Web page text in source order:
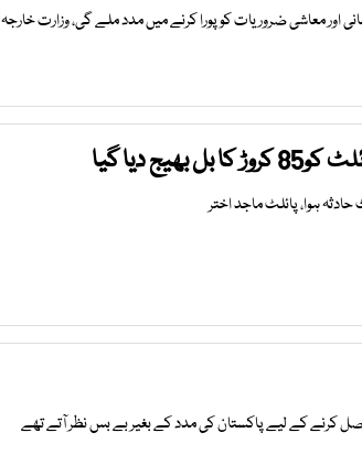
اور معاشی ضروریات کو پورا کرنے میں مدد ملے گی، وزارت خارجہ
دیا گیا
ہوا، پائلٹ ماجد اختر
کرنے کے لیے پاکستان کی مدد کے بغیر بے بس نظر آتے تھے